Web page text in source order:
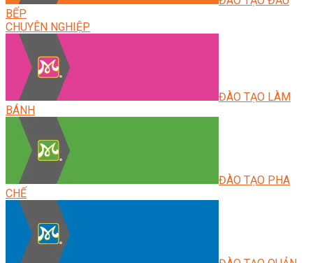
BẾP
CHUYÊN NGHIỆP
ĐÀO TẠO LÀM
BÁNH
ĐÀO TẠO PHA
CHẾ